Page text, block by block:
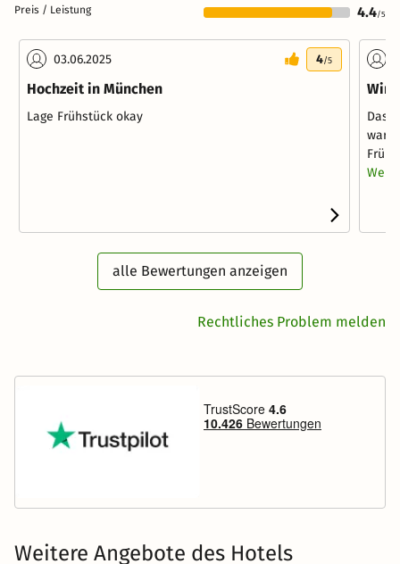
Preis / Leistung 4.4/5
03.06.2025 4/5
Hochzeit in München
Lage Frühstück okay
Wir
Das
alle Bewertungen anzeigen
Rechtliches Problem melden
Weitere Angebote des Hotels